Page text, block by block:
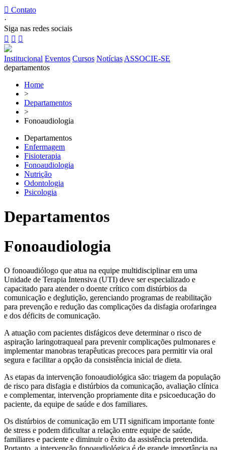
 Contato
·
Siga nas redes sociais
  
Institucional Eventos Cursos Notícias ASSOCIE-SE
departamentos
Home
>
Departamentos
>
Fonoaudiologia
Departamentos
Enfermagem
Fisioterapia
Fonoaudiologia
Nutrição
Odontologia
Psicologia
Departamentos
Fonoaudiologia
O fonoaudiólogo que atua na equipe multidisciplinar em uma
Unidade de Terapia Intensiva (UTI) deve ser especializado e
capacitado para atender o doente crítico com distúrbios da
comunicação e deglutição, gerenciando programas de reabilitação
para prevenção e redução das complicações da disfagia orofaringea
e dos déficits de comunicação.
A atuação com pacientes disfágicos deve determinar o risco de
aspiração laringotraqueal para prevenir complicações pulmonares e
implementar manobras terapêuticas precoces para permitir via oral
segura e facilitar a opção da consistência inicial de dieta.
As etapas da intervenção fonoaudiológica são: triagem da população
de risco para disfagia e distúrbios da comunicação, avaliação clínica
e complementar, intervenção propriamente dita e psicoeducação do
paciente, da equipe de saúde e dos familiares.
Os distúrbios de comunicação em UTI significam importante fonte
de stress e podem dificultar a relação entre equipe de saúde,
familiares e paciente e diminuir o êxito da assistência pretendida.